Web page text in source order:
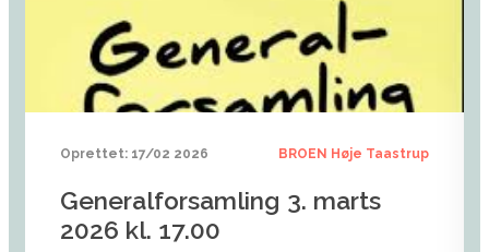
BROEN Høje Taastrup
Oprettet: 17/02 2026
Generalforsamling 3. marts
2026 kl. 17.00